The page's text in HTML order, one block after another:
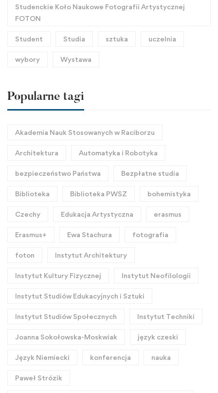
Studenckie Koło Naukowe Fotografii Artystycznej
FOTON
Student Studia sztuka uczelnia
wybory Wystawa
Popularne tagi
Akademia Nauk Stosowanych w Raciborzu
Architektura Automatyka i Robotyka
bezpieczeństwo Państwa Bezpłatne studia
Biblioteka Biblioteka PWSZ bohemistyka
Czechy Edukacja Artystyczna erasmus
Erasmus+ Ewa Stachura fotografia
foton Instytut Architektury
Instytut Kultury Fizycznej Instytut Neofilologii
Instytut Studiów Edukacyjnych i Sztuki
Instytut Studiów Społecznych Instytut Techniki
Joanna Sokołowska-Moskwiak język czeski
Język Niemiecki konferencja nauka
Paweł Strózik